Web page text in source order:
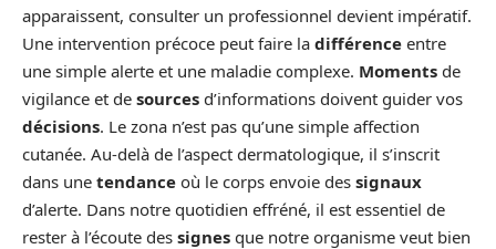
apparaissent, consulter un professionnel devient impératif.
Une intervention précoce peut faire la différence entre
une simple alerte et une maladie complexe. Moments de
vigilance et de sources d’informations doivent guider vos
décisions. Le zona n’est pas qu’une simple affection
cutanée. Au-delà de l’aspect dermatologique, il s’inscrit
dans une tendance où le corps envoie des signaux
d’alerte. Dans notre quotidien effréné, il est essentiel de
rester à l’écoute des signes que notre organisme veut bien